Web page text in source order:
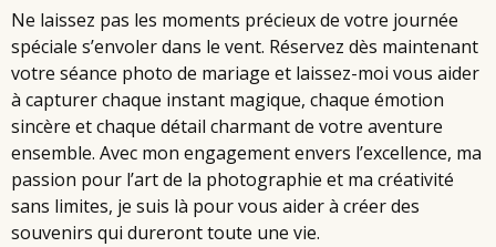
Ne laissez pas les moments précieux de votre journée
spéciale s’envoler dans le vent. Réservez dès maintenant
votre séance photo de mariage et laissez-moi vous aider
à capturer chaque instant magique, chaque émotion
sincère et chaque détail charmant de votre aventure
ensemble. Avec mon engagementenvers l’excellence, ma
passion pour l’art de la photographie et ma créativité
sans limites, je suis là pour vous aider à créer des
souvenirs qui dureront toute une vie.